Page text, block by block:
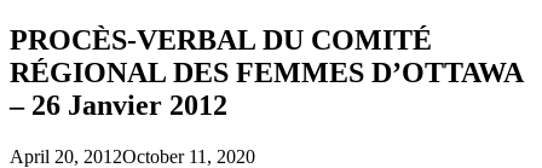
PROCÈS-VERBAL DU COMITÉ
RÉGIONAL DES FEMMES D’OTTAWA
– 26 Janvier 2012
April 20, 2012October 11, 2020